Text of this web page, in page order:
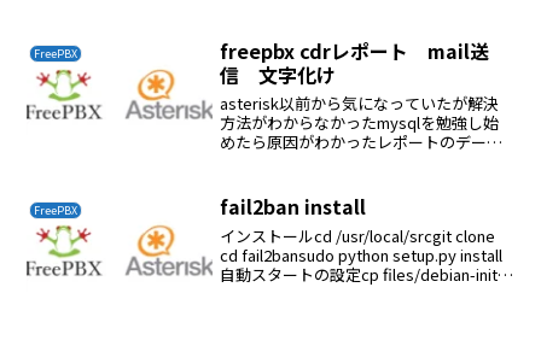
FreePBX
freepbx cdrレポート mail送
信 文字化け
asterisk以前から気になっていたが解決
方法がわからなかったmysqlを勉強し始
めたら原因がわかったレポートのデータ
がutf8でないのが原因...
FreePBX fail2ban install
インストールcd /usr/local/srcgit clone
cd fail2bansudo python setup.py install
自動スタートの設定cp files/debian-initd